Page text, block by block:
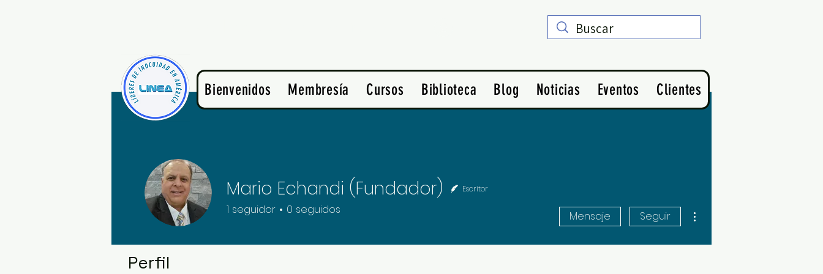
Bienvenidos Membresía Cursos Biblioteca Blog Noticias Eventos Clientes
Perfil
Mario Echandi (Fundador) Escritor
1 seguidor 0 seguidos Mensaje Seguir